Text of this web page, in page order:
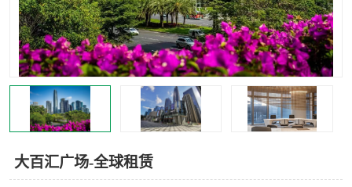
大百汇广场-全球租赁
罗湖水贝 南山南油
龙华 罗湖区
宝安区 西乡
兴东 石岩
福田华强北